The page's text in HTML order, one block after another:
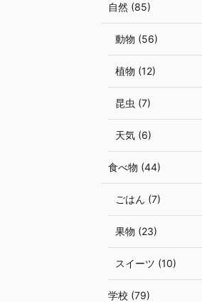
自然 (85)
動物 (56)
植物 (12)
昆虫 (7)
天気 (6)
食べ物 (44)
ごはん (7)
果物 (23)
スイーツ (10)
学校 (79)